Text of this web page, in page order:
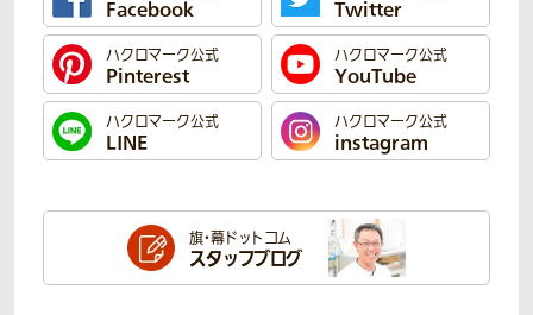
Facebook Twitter
ハクロマーク公式
Pinterest
ハクロマーク公式
YouTube
ハクロマーク公式
LINE
ハクロマーク公式
instagram
旗・幕ドットコム
スタッフブログ